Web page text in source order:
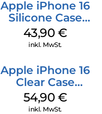
Apple iPhone 16
Silicone Case
MagSafe Plum
43,90 €
inkl. MwSt.
Apple iPhone 16
Clear Case
MagSafe
Transparent
54,90 €
inkl. MwSt.